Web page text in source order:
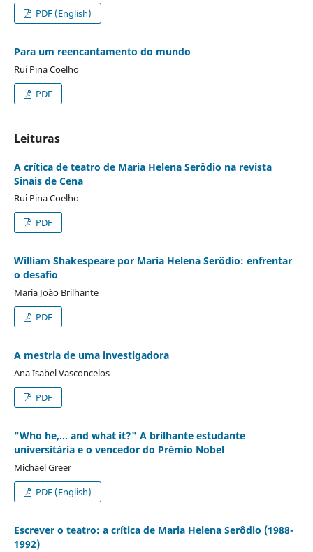
PDF (English)
Para um reencantamento do mundo
Rui Pina Coelho
PDF
Leituras
A crítica de teatro de Maria Helena Serôdio na revista
Sinais de Cena
Rui Pina Coelho
PDF
William Shakespeare por Maria Helena Serôdio: enfrentar
o desafio
Maria João Brilhante
PDF
A mestria de uma investigadora
Ana Isabel Vasconcelos
PDF
"Who he,… and what it?" A brilhante estudante
universitária e o vencedor do Prémio Nobel
Michael Greer
PDF (English)
Escrever o teatro: a crítica de Maria Helena Serôdio (1988-
1992)